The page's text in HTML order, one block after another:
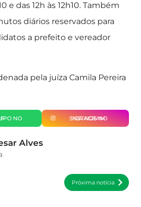
e das 12h às 12h10. Também
diários reservados para
a prefeito e vereador
pela juíza Camila Pereira
SIGA-NOS NO INSTAGRAM
Alves
Próxima notícia